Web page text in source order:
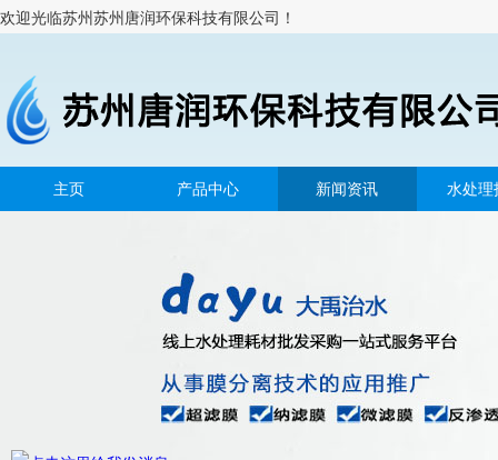
欢迎光临苏州苏州唐润环保科技有限公司！
主页 产品中心 新闻资讯 水处理